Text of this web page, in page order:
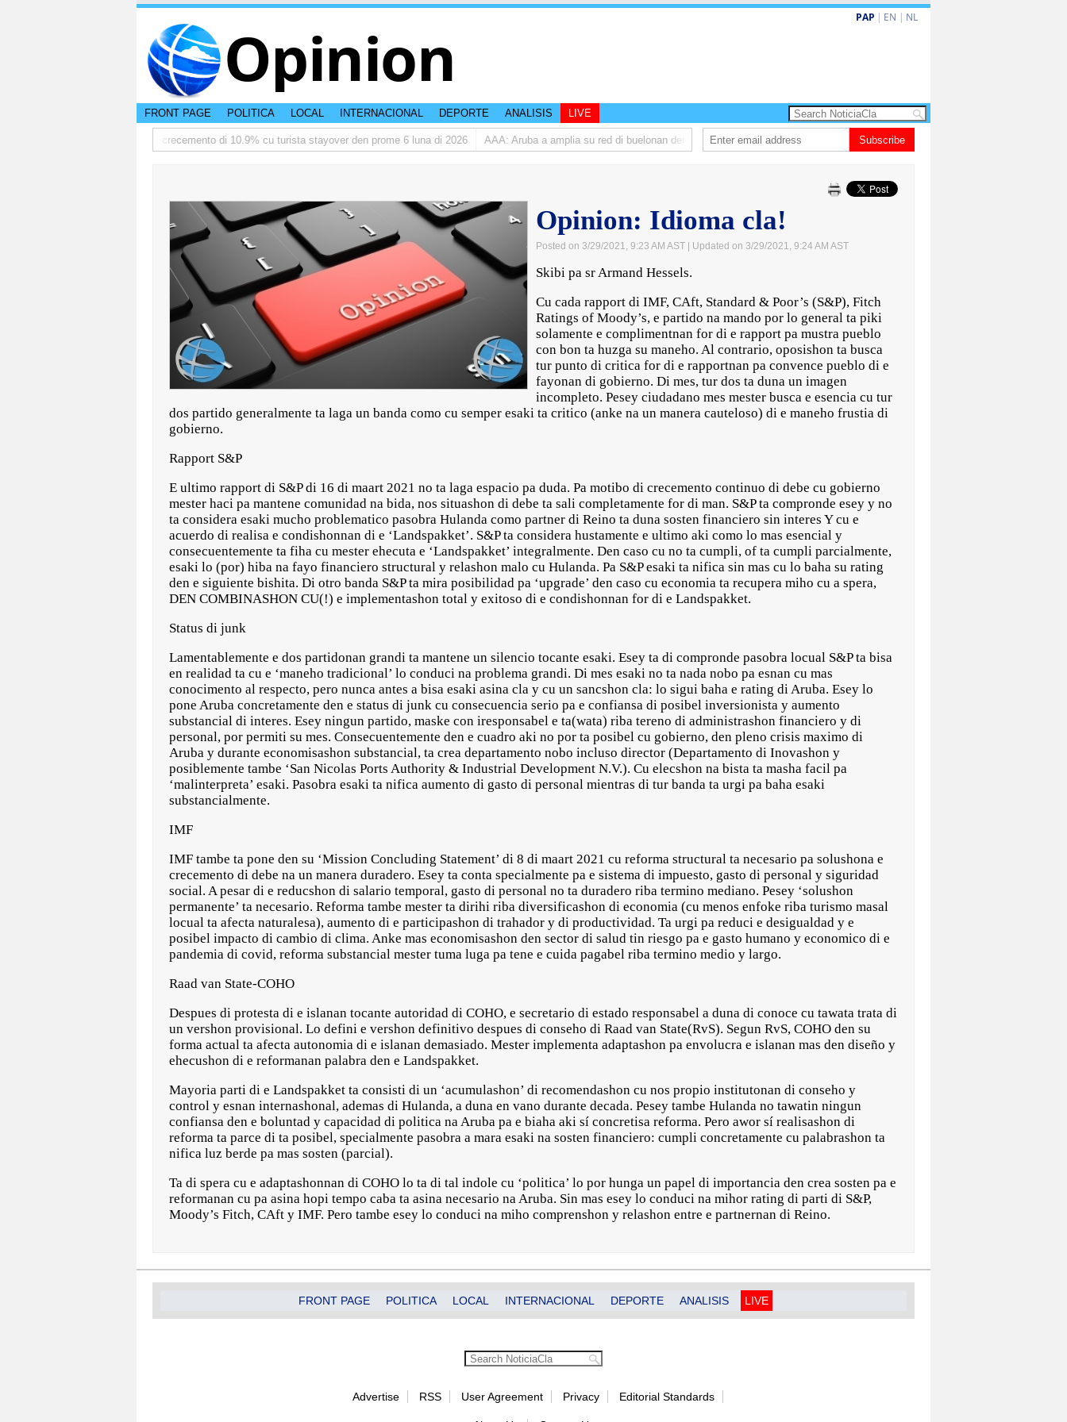
Opinion PAP | EN | NL
FRONT PAGE POLITICA LOCAL INTERNACIONAL DEPORTE ANALISIS LIVE
TTW:Aruba ta registra crecemento di 10.9% cu turista stayover den prome 6 luna di 2026 AAA: Aruba a amplia su red di buelonan den 2025 Dos siman mas pa decision cay den caso di e-steps
Subscribe
Opinion: Idioma cla!
Posted on 3/29/2021, 9:23 AM AST | Updated on 3/29/2021, 9:24 AM AST
Skibi pa sr Armand Hessels.
Cu cada rapport di IMF, CAft, Standard & Poor’s (S&P), Fitch
Ratings of Moody’s, e partido na mando por lo general ta piki
solamente e complimentnan for di e rapport pa mustra pueblo
con bon ta huzga su maneho. Al contrario, oposishon ta busca
tur punto di critica for di e rapportnan pa convence pueblo di e
fayonan di gobierno. Di mes, tur dos ta duna un imagen
incompleto. Pesey ciudadano mes mester busca e esencia cu tur
dos partido generalmente ta laga un banda como cu semper esaki ta critico (anke na un manera cauteloso) di e maneho frustia di
gobierno.
Rapport S&P
E ultimo rapport di S&P di 16 di maart 2021 no ta laga espacio pa duda. Pa motibo di crecemento continuo di debe cu gobierno
mester haci pa mantene comunidad na bida, nos situashon di debe ta sali completamente for di man. S&P ta compronde esey y no
ta considera esaki mucho problematico pasobra Hulanda como partner di Reino ta duna sosten financiero sin interes Y cu e
acuerdo di realisa e condishonnan di e ‘Landspakket’. S&P ta considera hustamente e ultimo aki como lo mas esencial y
consecuentemente ta fiha cu mester ehecuta e ‘Landspakket’ integralmente. Den caso cu no ta cumpli, of ta cumpli parcialmente,
esaki lo (por) hiba na fayo financiero structural y relashon malo cu Hulanda. Pa S&P esaki ta nifica sin mas cu lo baha su rating
den e siguiente bishita. Di otro banda S&P ta mira posibilidad pa ‘upgrade’ den caso cu economia ta recupera miho cu a spera,
DEN COMBINASHON CU(!) e implementashon total y exitoso di e condishonnan for di e Landspakket.
Status di junk
Lamentablemente e dos partidonan grandi ta mantene un silencio tocante esaki. Esey ta di compronde pasobra locual S&P ta bisa
en realidad ta cu e ‘maneho tradicional’ lo conduci na problema grandi. Di mes esaki no ta nada nobo pa esnan cu mas
conocimento al respecto, pero nunca antes a bisa esaki asina cla y cu un sancshon cla: lo sigui baha e rating di Aruba. Esey lo
pone Aruba concretamente den e status di junk cu consecuencia serio pa e confiansa di posibel inversionista y aumento
substancial di interes. Esey ningun partido, maske con iresponsabel e ta(wata) riba tereno di administrashon financiero y di
personal, por permiti su mes. Consecuentemente den e cuadro aki no por ta posibel cu gobierno, den pleno crisis maximo di
Aruba y durante economisashon substancial, ta crea departamento nobo incluso director (Departamento di Inovashon y
posiblemente tambe ‘San Nicolas Ports Authority & Industrial Development N.V.). Cu elecshon na bista ta masha facil pa
‘malinterpreta’ esaki. Pasobra esaki ta nifica aumento di gasto di personal mientras di tur banda ta urgi pa baha esaki
substancialmente.
IMF
IMF tambe ta pone den su ‘Mission Concluding Statement’ di 8 di maart 2021 cu reforma structural ta necesario pa solushona e
crecemento di debe na un manera duradero. Esey ta conta specialmente pa e sistema di impuesto, gasto di personal y siguridad
social. A pesar di e reducshon di salario temporal, gasto di personal no ta duradero riba termino mediano. Pesey ‘solushon
permanente’ ta necesario. Reforma tambe mester ta dirihi riba diversificashon di economia (cu menos enfoke riba turismo masal
locual ta afecta naturalesa), aumento di e participashon di trahador y di productividad. Ta urgi pa reduci e desigualdad y e
posibel impacto di cambio di clima. Anke mas economisashon den sector di salud tin riesgo pa e gasto humano y economico di e
pandemia di covid, reforma substancial mester tuma luga pa tene e cuida pagabel riba termino medio y largo.
Raad van State-COHO
Despues di protesta di e islanan tocante autoridad di COHO, e secretario di estado responsabel a duna di conoce cu tawata trata di
un vershon provisional. Lo defini e vershon definitivo despues di conseho di Raad van State(RvS). Segun RvS, COHO den su
forma actual ta afecta autonomia di e islanan demasiado. Mester implementa adaptashon pa envolucra e islanan mas den diseño y
ehecushon di e reformanan palabra den e Landspakket.
Mayoria parti di e Landspakket ta consisti di un ‘acumulashon’ di recomendashon cu nos propio institutonan di conseho y
control y esnan internashonal, ademas di Hulanda, a duna en vano durante decada. Pesey tambe Hulanda no tawatin ningun
confiansa den e boluntad y capacidad di politica na Aruba pa e biaha aki sí concretisa reforma. Pero awor sí realisashon di
reforma ta parce di ta posibel, specialmente pasobra a mara esaki na sosten financiero: cumpli concretamente cu palabrashon ta
nifica luz berde pa mas sosten (parcial).
Ta di spera cu e adaptashonnan di COHO lo ta di tal indole cu ‘politica’ lo por hunga un papel di importancia den crea sosten pa e
reformanan cu pa asina hopi tempo caba ta asina necesario na Aruba. Sin mas esey lo conduci na mihor rating di parti di S&P,
Moody’s Fitch, CAft y IMF. Pero tambe esey lo conduci na miho comprenshon y relashon entre e partnernan di Reino.
FRONT PAGE POLITICA LOCAL INTERNACIONAL DEPORTE ANALISIS LIVE
Advertise RSS User Agreement Privacy Editorial Standards